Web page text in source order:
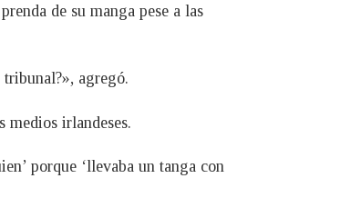
de su manga pese a las
agregó.
medios irlandeses.
porque ‘llevaba un tanga con